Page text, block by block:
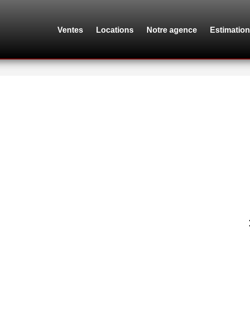
Ventes Locations Notre agence Estimation